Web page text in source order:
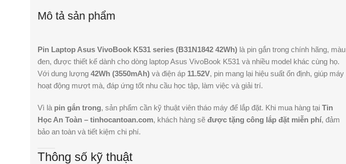
Mô tả sản phẩm
Pin Laptop Asus VivoBook K531 series (B31N1842 42Wh) là pin gắn trong chính hãng, màu
đen, được thiết kế dành cho dòng laptop Asus VivoBook K531 và nhiều model khác cùng họ.
Với dung lượng 42Wh (3550mAh) và điện áp 11.52V, pin mang lại hiệu suất ổn định, giúp máy
hoạt động mượt mà, đáp ứng tốt nhu cầu học tập, làm việc và giải trí.
Vì là pin gắn trong, sản phẩm cần kỹ thuật viên tháo máy để lắp đặt. Khi mua hàng tại Tin
Học An Toàn – tinhocantoan.com, khách hàng sẽ được tặng công lắp đặt miễn phí, đảm
bảo an toàn và tiết kiệm chi phí.
Thông số kỹ thuật